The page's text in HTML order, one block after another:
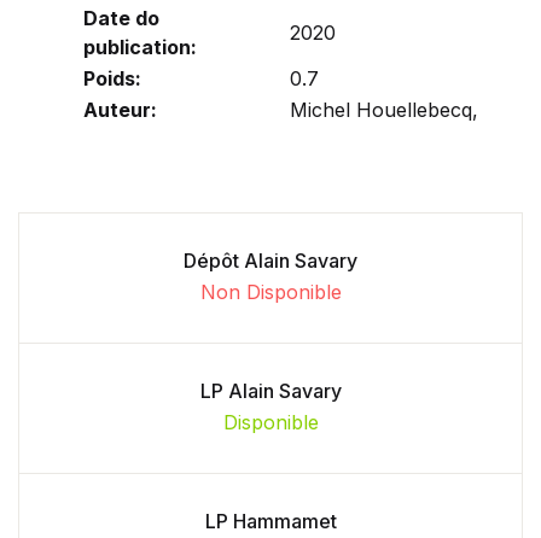
Date do
publication:
2020
Poids:
0.7
Auteur:
Michel Houellebecq,
Dépôt Alain Savary
Non Disponible
LP Alain Savary
Disponible
LP Hammamet